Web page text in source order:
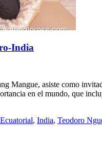
India
Mangue, asiste como
en el mundo, que
, India, Teodoro